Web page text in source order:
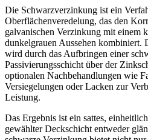
Die Schwarzverzinkung ist ein
Oberflächenveredelung, das den
galvanischen Verzinkung mit einem
dunkelgrauen Aussehen kombiniert.
wird durch das Aufbringen einer
Passivierungsschicht über der
optionalen Nachbehandlungen wie
Versiegelungen oder Lacken zur
Leistung.
Das Ergebnis ist ein sattes,
gewählter Deckschicht entweder